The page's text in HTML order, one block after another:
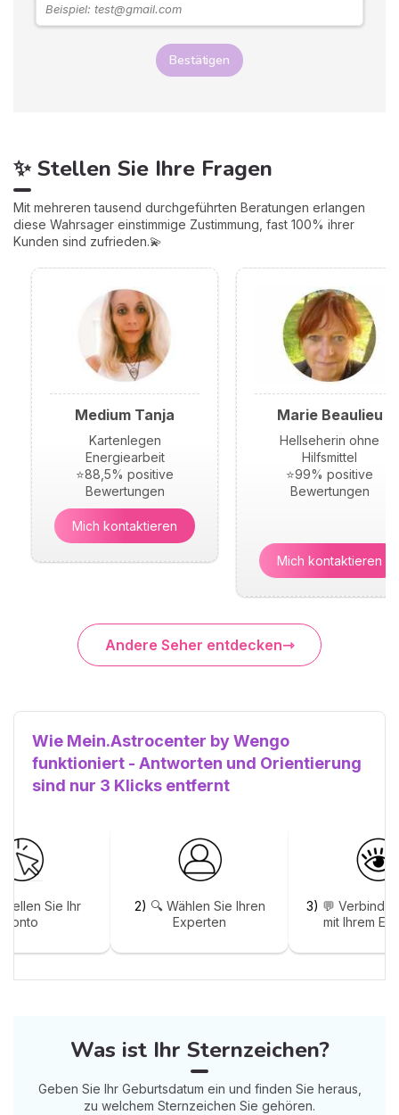
Bestätigen
✨ Stellen Sie Ihre Fragen
Mit mehreren tausend durchgeführten Beratungen erlangen
diese Wahrsager einstimmige Zustimmung, fast 100% ihrer
Kunden sind zufrieden.💫
Medium Tanja
Kartenlegen
Energiearbeit
⭐88,5% positive
Bewertungen
Mich kontaktieren
Marie Beaulieu
Hellseherin ohne
Hilfsmittel
⭐99% positive
Bewertungen
Mich kontaktieren
Andere Seher entdecken
Wie Mein.Astrocenter by Wengo
funktioniert - Antworten und Orientierung
sind nur 3 Klicks entfernt
Sie Ihr
Konto
2) 🔍 Wählen Sie Ihren
Experten
3) 💬
mit Ihrem
Was ist Ihr Sternzeichen?
Geben Sie Ihr Geburtsdatum ein und finden Sie heraus,
zu welchem Sternzeichen Sie gehören.